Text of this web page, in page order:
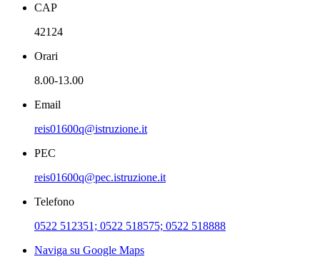
CAP
42124
Orari
8.00-13.00
Email
reis01600q@istruzione.it
PEC
reis01600q@pec.istruzione.it
Telefono
0522 512351; 0522 518575; 0522 518888
Naviga su Google Maps